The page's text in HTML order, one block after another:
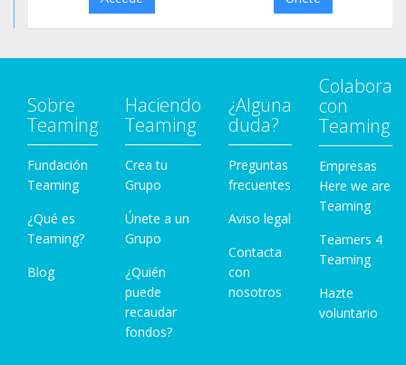
Sobre
Teaming
Fundación
Teaming
¿Qué es
Teaming?
Blog
Haciendo
Teaming
Crea tu
Grupo
Únete a un
Grupo
¿Quién
puede
recaudar
fondos?
¿Alguna
duda?
Preguntas
frecuentes
Aviso legal
Contacta
con
nosotros
Colabora
con
Teaming
Empresas
Here we are
Teaming
Teamers 4
Teaming
Hazte
voluntario